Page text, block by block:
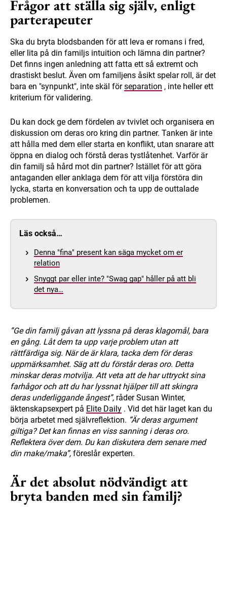
Frågor att ställa sig själv, enligt
parterapeuter
Ska du bryta blodsbanden för att leva er romans i fred,
eller lita på din familjs intuition och lämna din partner?
Det finns ingen anledning att fatta ett så extremt och
drastiskt beslut. Även om familjens åsikt spelar roll, är det
bara en "synpunkt", inte skäl förseparation , inte heller ett
kriterium för validering.
Du kan dock ge dem fördelen av tvivlet och organisera en
diskussion om deras oro kring din partner. Tanken är inte
att hålla med dem eller starta en konflikt, utan snarare att
öppna en dialog och förstå deras tystlåtenhet. Varför är
din familj så hård mot din partner? Istället för att göra
antaganden eller anklaga dem för att vilja förstöra din
lycka, starta en konversation och ta upp de outtalade
problemen.
Läs också…
Denna "fina" present kan säga mycket om er
relation
Snyggt par eller inte? "Swag gap" håller på att bli
det nya…
”Ge din familj gåvan att lyssna på deras klagomål, bara
en gång. Låt dem ta upp varje problem utan att
rättfärdiga sig. När de är klara, tacka dem för deras
uppmärksamhet. Säg att du förstår deras oro. Detta
minskar deras motvilja. Att veta att de har uttryckt sina
farhågor och att du har lyssnat hjälper till att skingra
deras underliggande ångest”, råder Susan Winter,
äktenskapsexpert på Elite Daily . Vid det här laget kan du
börja arbetet med självreflektion. ”Är deras argument
giltiga? Det kan finnas en viss sanning i deras oro.
Reflektera över dem. Du kan diskutera dem senare med
din make/maka”, föreslår experten.
Är det absolut nödvändigt att
bryta banden med sin familj?